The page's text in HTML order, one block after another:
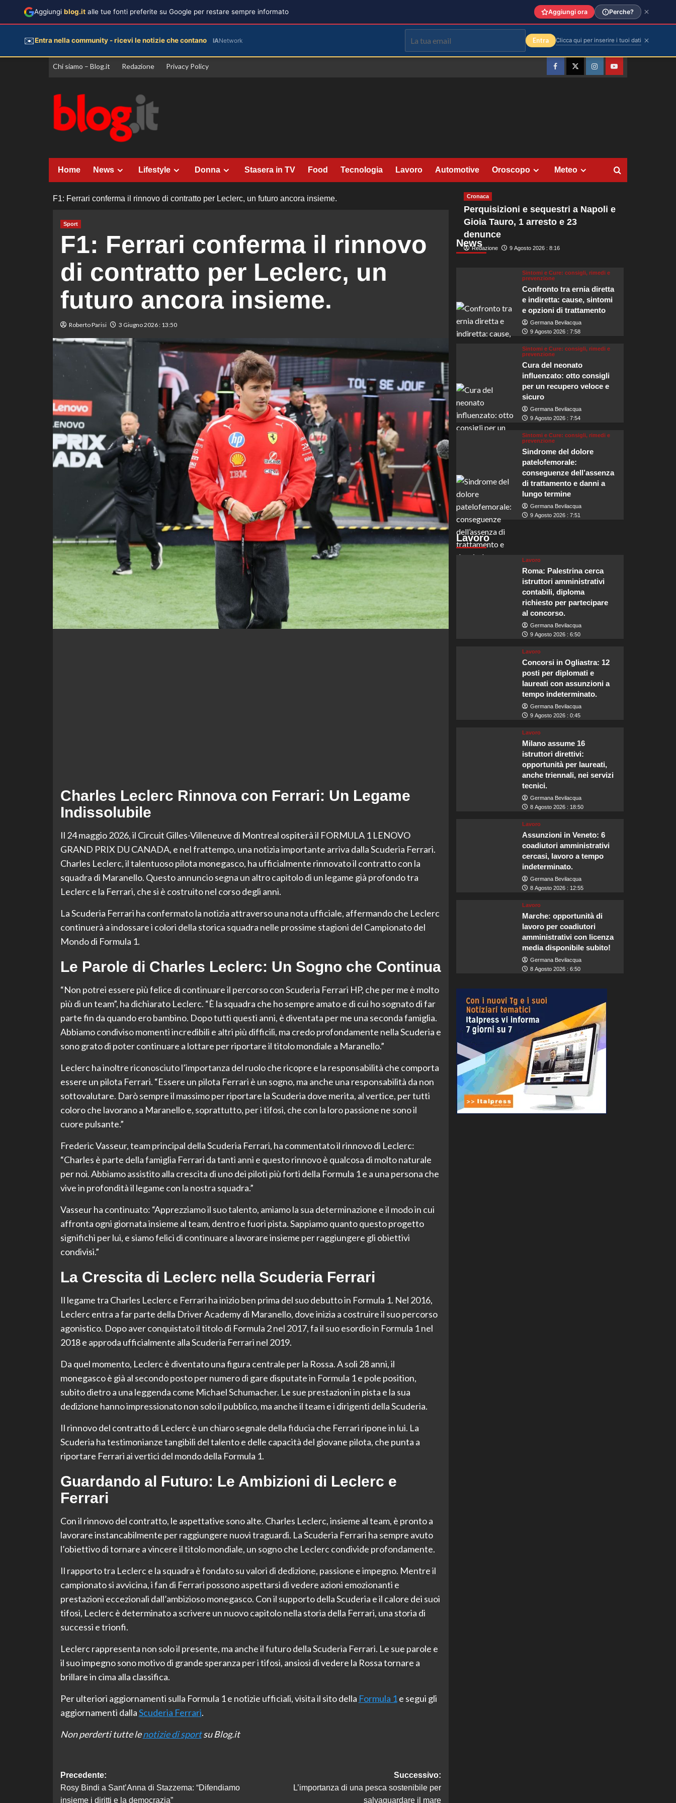
Vai
Chi siamo – Blog.it Redazione Privacy Policy
FacebookTwitterInstagramYouTube
Home News Lifestyle Donna Stasera in TV Food Tecnologia Lavoro Automotive Oroscopo Meteo
F1: Ferrari conferma il rinnovo di contratto per Leclerc, un futuro ancora insieme.
Sport
F1: Ferrari conferma il rinnovo
di contratto per Leclerc, un
futuro ancora insieme.
Roberto Parisi 3 Giugno 2026 : 13:50
Charles Leclerc Rinnova con Ferrari: Un Legame
Indissolubile
Il 24 maggio 2026, il Circuit Gilles-Villeneuve di Montreal ospiterà il FORMULA 1 LENOVO
GRAND PRIX DU CANADA, e nel frattempo, una notizia importante arriva dalla Scuderia Ferrari.
Charles Leclerc, il talentuoso pilota monegasco, ha ufficialmente rinnovato il contratto con la
squadra di Maranello. Questo annuncio segna un altro capitolo di un legame già profondo tra
Leclerc e la Ferrari, che si è costruito nel corso degli anni.
La Scuderia Ferrari ha confermato la notizia attraverso una nota ufficiale, affermando che Leclerc
continuerà a indossare i colori della storica squadra nelle prossime stagioni del Campionato del
Mondo di Formula 1.
Le Parole di Charles Leclerc: Un Sogno che Continua
“Non potrei essere più felice di continuare il percorso con Scuderia Ferrari HP, che per me è molto
più di un team”, ha dichiarato Leclerc. “È la squadra che ho sempre amato e di cui ho sognato di far
parte fin da quando ero bambino. Dopo tutti questi anni, è diventata per me una seconda famiglia.
Abbiamo condiviso momenti incredibili e altri più difficili, ma credo profondamente nella Scuderia e
sono grato di poter continuare a lottare per riportare il titolo mondiale a Maranello.”
Leclerc ha inoltre riconosciuto l’importanza del ruolo che ricopre e la responsabilità che comporta
essere un pilota Ferrari. “Essere un pilota Ferrari è un sogno, ma anche una responsabilità da non
sottovalutare. Darò sempre il massimo per riportare la Scuderia dove merita, al vertice, per tutti
coloro che lavorano a Maranello e, soprattutto, per i tifosi, che con la loro passione ne sono il
cuore pulsante.”
Frederic Vasseur, team principal della Scuderia Ferrari, ha commentato il rinnovo di Leclerc:
“Charles è parte della famiglia Ferrari da tanti anni e questo rinnovo è qualcosa di molto naturale
per noi. Abbiamo assistito alla crescita di uno dei piloti più forti della Formula 1 e a una persona che
vive in profondità il legame con la nostra squadra.”
Vasseur ha continuato: “Apprezziamo il suo talento, amiamo la sua determinazione e il modo in cui
affronta ogni giornata insieme al team, dentro e fuori pista. Sappiamo quanto questo progetto
significhi per lui, e siamo felici di continuare a lavorare insieme per raggiungere gli obiettivi
condivisi.”
La Crescita di Leclerc nella Scuderia Ferrari
Il legame tra Charles Leclerc e Ferrari ha inizio ben prima del suo debutto in Formula 1. Nel 2016,
Leclerc entra a far parte della Driver Academy di Maranello, dove inizia a costruire il suo percorso
agonistico. Dopo aver conquistato il titolo di Formula 2 nel 2017, fa il suo esordio in Formula 1 nel
2018 e approda ufficialmente alla Scuderia Ferrari nel 2019.
Da quel momento, Leclerc è diventato una figura centrale per la Rossa. A soli 28 anni, il
monegasco è già al secondo posto per numero di gare disputate in Formula 1 e pole position,
subito dietro a una leggenda come Michael Schumacher. Le sue prestazioni in pista e la sua
dedizione hanno impressionato non solo il pubblico, ma anche il team e i dirigenti della Scuderia.
Il rinnovo del contratto di Leclerc è un chiaro segnale della fiducia che Ferrari ripone in lui. La
Scuderia ha testimonianze tangibili del talento e delle capacità del giovane pilota, che punta a
riportare Ferrari ai vertici del mondo della Formula 1.
Guardando al Futuro: Le Ambizioni di Leclerc e
Ferrari
Con il rinnovo del contratto, le aspettative sono alte. Charles Leclerc, insieme al team, è pronto a
lavorare instancabilmente per raggiungere nuovi traguardi. La Scuderia Ferrari ha sempre avuto
l’obiettivo di tornare a vincere il titolo mondiale, un sogno che Leclerc condivide profondamente.
Il rapporto tra Leclerc e la squadra è fondato su valori di dedizione, passione e impegno. Mentre il
campionato si avvicina, i fan di Ferrari possono aspettarsi di vedere azioni emozionanti e
prestazioni eccezionali dall’ambizioso monegasco. Con il supporto della Scuderia e il calore dei suoi
tifosi, Leclerc è determinato a scrivere un nuovo capitolo nella storia della Ferrari, una storia di
successi e trionfi.
Leclerc rappresenta non solo il presente, ma anche il futuro della Scuderia Ferrari. Le sue parole e
il suo impegno sono motivo di grande speranza per i tifosi, ansiosi di vedere la Rossa tornare a
brillare in cima alla classifica.
Per ulteriori aggiornamenti sulla Formula 1 e notizie ufficiali, visita il sito della Formula 1e segui gli
aggiornamenti dallaScuderia Ferrari.
Non perderti tutte lenotizie di sportsu Blog.it
Navigazione
articolo
Precedente:
Rosy Bindi a Sant’Anna di Stazzema: “Difendiamo
insieme i diritti e la democrazia”
Successivo:
L’importanza di una pesca sostenibile per
salvaguardare il mare
News
Cronaca
Perquisizioni e sequestri a Napoli e
Gioia Tauro, 1 arresto e 23
denunce
Redazione 9 Agosto 2026 : 8:16
Sintomi e Cure: consigli, rimedi e
prevenzione
Confronto tra ernia diretta
e indiretta: cause, sintomi
e opzioni di trattamento
Germana Bevilacqua
9 Agosto 2026 : 7:58
Sintomi e Cure: consigli, rimedi e
prevenzione
Cura del neonato
influenzato: otto consigli
per un recupero veloce e
sicuro
Germana Bevilacqua
9 Agosto 2026 : 7:54
Sintomi e Cure: consigli, rimedi e
prevenzione
Sindrome del dolore
patelofemorale:
conseguenze dell’assenza
di trattamento e danni a
lungo termine
Germana Bevilacqua
9 Agosto 2026 : 7:51
Lavoro
Lavoro
Roma: Palestrina cerca
istruttori amministrativi
contabili, diploma
richiesto per partecipare
al concorso.
Germana Bevilacqua
9 Agosto 2026 : 6:50
Lavoro
Concorsi in Ogliastra: 12
posti per diplomati e
laureati con assunzioni a
tempo indeterminato.
Germana Bevilacqua
9 Agosto 2026 : 0:45
Lavoro
Milano assume 16
istruttori direttivi:
opportunità per laureati,
anche triennali, nei servizi
tecnici.
Germana Bevilacqua
8 Agosto 2026 : 18:50
Lavoro
Assunzioni in Veneto: 6
coadiutori amministrativi
cercasi, lavoro a tempo
indeterminato.
Germana Bevilacqua
8 Agosto 2026 : 12:55
Lavoro
Marche: opportunità di
lavoro per coadiutori
amministrativi con licenza
media disponibile subito!
Germana Bevilacqua
8 Agosto 2026 : 6:50
Aggiungi blog.it alle tue fonti preferite su Google per restare sempre informato Aggiungi ora Perche?
✉️Entra nella community - ricevi le notizie che contano IANetwork Entra Clicca qui per inserire i tuoi dati